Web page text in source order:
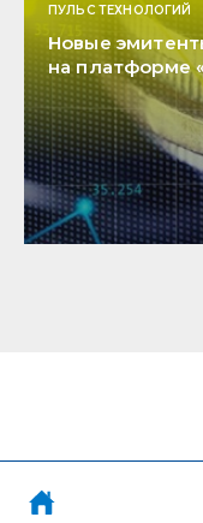
ПУЛЬС ТЕХНОЛОГИЙ
Новые
на платформе